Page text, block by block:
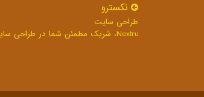
نكسترو
طراحی سایت
Nextru، شریک مطمئن شما در طراحی سایت و توسعه نرم افزارهای تحت وب برای رشد بی وقفه کسب و کار